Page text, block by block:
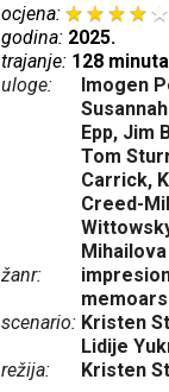
ocjena:
godina: 2025.
trajanje: 128 minuta
uloge:
Imogen
Epp, Jim
Tom
Carrick,
Creed-
Mihailova
žanr:
scenario: Kristen
Lidije
režija:
Kristen